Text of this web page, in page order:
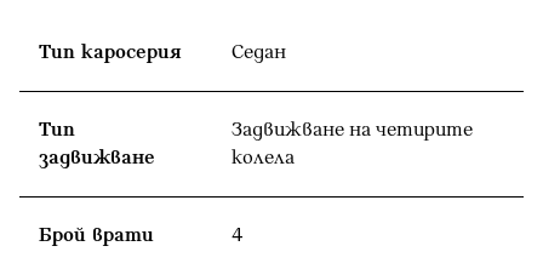
Тип каросерия Седан
Тип
задвижване
Задвижване на четирите
колела
Брой врати 4